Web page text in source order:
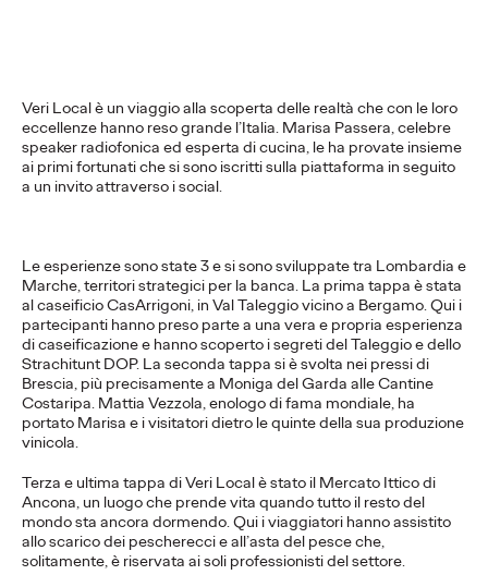
Veri Local è un viaggio alla scoperta delle realtà che con le loro
eccellenze hanno reso grande l’Italia. Marisa Passera, celebre
speaker radiofonica ed esperta di cucina, le ha provate insieme
ai primi fortunati che si sono iscritti sulla piattaforma in seguito
a un invito attraverso i social.
Le esperienze sono state 3 e si sono sviluppate tra Lombardia e
Marche, territori strategici per la banca. La prima tappa è stata
al caseificio CasArrigoni, in Val Taleggio vicino a Bergamo. Qui i
partecipanti hanno preso parte a una vera e propria esperienza
di caseificazione e hanno scoperto i segreti del Taleggio e dello
Strachitunt DOP. La seconda tappa si è svolta nei pressi di
Brescia, più precisamente a Moniga del Garda alle Cantine
Costaripa. Mattia Vezzola, enologo di fama mondiale, ha
portato Marisa e i visitatori dietro le quinte della sua produzione
vinicola.
Terza e ultima tappa di Veri Local è stato il Mercato Ittico di
Ancona, un luogo che prende vita quando tutto il resto del
mondo sta ancora dormendo. Qui i viaggiatori hanno assistito
allo scarico dei pescherecci e all’asta del pesce che,
solitamente, è riservata ai soli professionisti del settore.
- Milano Design Week
2021
con la collaborazione degli studenti del corso di Space design
di NABA,
More→
PRESS
Il DUO, Ogilvy e
Campari Soda alla
Design Week 2021